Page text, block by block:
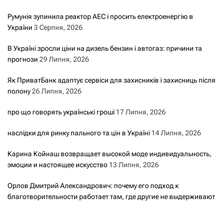
Румунія зупинила реактор АЕС і просить електроенергію в
України 3 Серпня, 2026
В Україні зросли ціни на дизель бензин і автогаз: причини та
прогнози 29 Липня, 2026
Як ПриватБанк адаптує сервіси для захисників і захисниць після
полону26 Липня, 2026
про що говорять українські гроші 17 Липня, 2026
наслідки для ринку пального та цін в Україні 14 Липня, 2026
Карина Койнаш возвращает высокой моде индивидуальность,
эмоции и настоящее искусство 13 Липня, 2026
Орлов Дмитрий Александрович: почему его подход к
благотворительности работает там, где другие не выдерживают